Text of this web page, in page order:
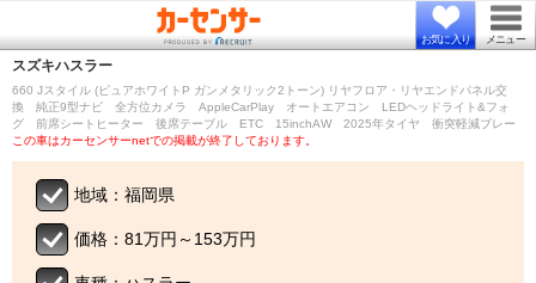
お気に入り メニュー
スズキハスラー
660 Jスタイル (ピュアホワイトP ガンメタリック2トーン) リヤフロア・リヤエンドパネル交
換 純正9型ナビ 全方位カメラ AppleCarPlay オートエアコン LEDヘッドライト&フォ
グ 前席シートヒーター 後席テーブル ETC 15inchAW 2025年タイヤ 衝突軽減ブレー
この車はカーセンサーnetでの掲載が終了しております。
地域：福岡県
価格：81万円～153万円